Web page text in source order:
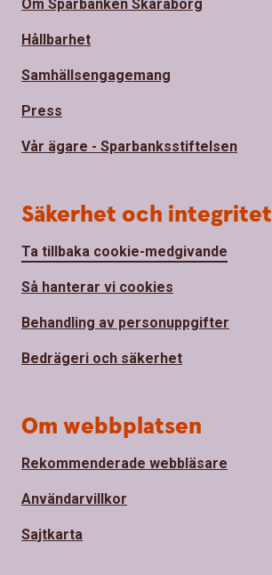
Om Sparbanken Skaraborg
Hållbarhet
Samhällsengagemang
Press
Vår ägare - Sparbanksstiftelsen
Säkerhet och integritet
Ta tillbaka cookie-medgivande
Så hanterar vi cookies
Behandling av personuppgifter
Bedrägeri och säkerhet
Om webbplatsen
Rekommenderade webbläsare
Användarvillkor
Sajtkarta